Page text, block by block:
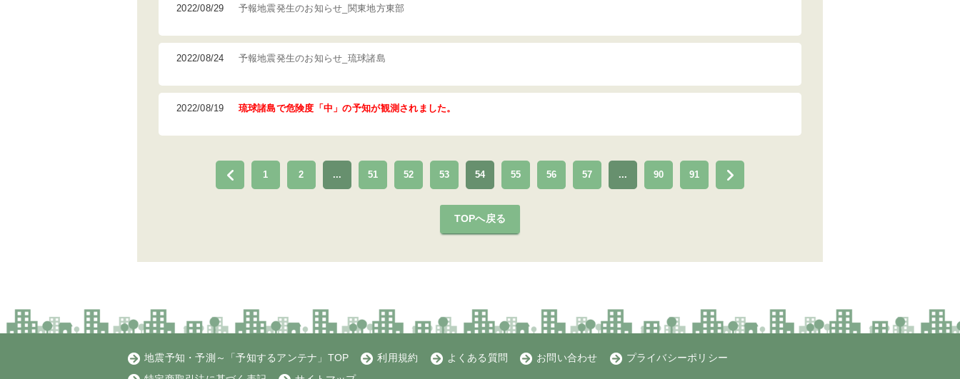
2022/08/29 予報地震発生のお知らせ_関東地方東部
2022/08/24 予報地震発生のお知らせ_琉球諸島
2022/08/19 琉球諸島で危険度「中」の予知が観測されました。
1 2 ... 51 52 53 54 55 56 57 ... 90 91
TOPへ戻る
地震予知・予測～「予知するアンテナ」TOP 利用規約 よくある質問 お問い合わせ
プライバシーポリシー